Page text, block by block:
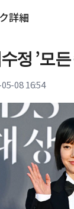
詳細
정 ’모
08 16:54